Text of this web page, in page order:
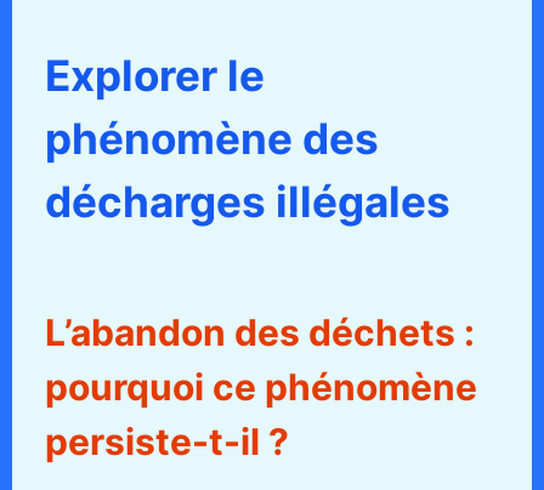
Explorer le
phénomène des
décharges illégales
L’abandon des déchets :
pourquoi ce phénomène
persiste-t-il ?